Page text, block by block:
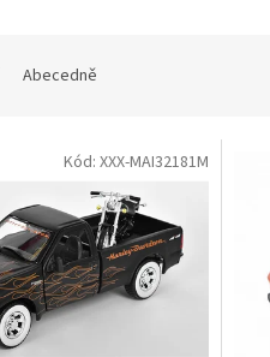
Abecedně
Kód: XXX-MAI32181M